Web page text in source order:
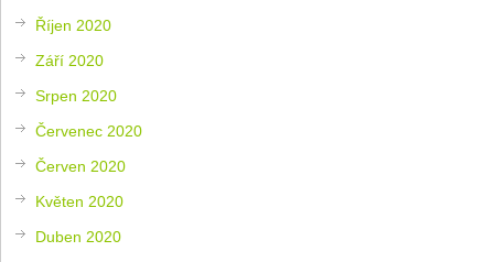
Říjen 2020
Září 2020
Srpen 2020
Červenec 2020
Červen 2020
Květen 2020
Duben 2020